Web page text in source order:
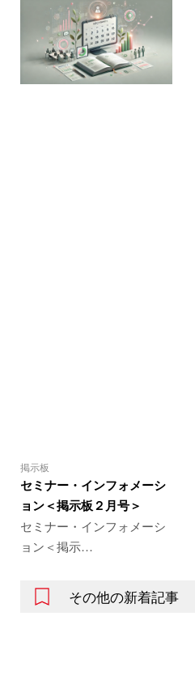
掲示板
セミナー・インフォメーシ
ョン＜掲示板２月号＞
セミナー・インフォメーシ
ョン＜掲示…
その他の新着記事